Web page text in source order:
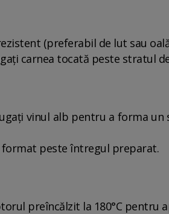
(preferabil de lut sau oală
carnea tocată peste stratul
vinul alb pentru a forma un
format peste întregul preparat.
preîncălzit la 180°C pentru